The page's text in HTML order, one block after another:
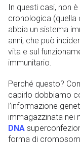
In questi casi, non
cronologica (quella
abbia un sistema
anni, che può
vita e sul
immunitario.
Perché questo?
capirlo dobbiamo
l’informazione
immagazzinata nei
DNA
forma di